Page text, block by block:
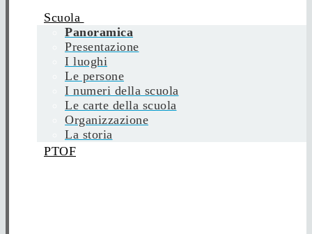
Scuola
Panoramica
Presentazione
I luoghi
Le persone
I numeri della scuola
Le carte della scuola
Organizzazione
La storia
PTOF